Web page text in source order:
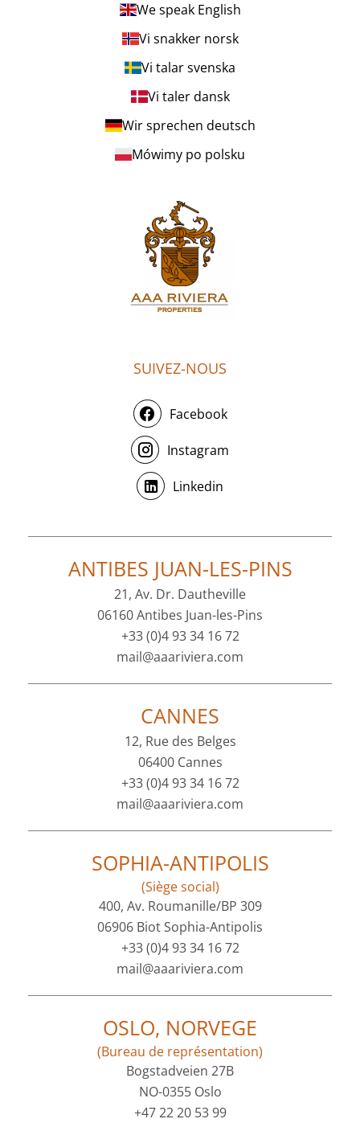
We speak English
Vi snakker norsk
Vi talar svenska
Vi taler dansk
Wir sprechen deutsch
Mówimy po polsku
SUIVEZ-NOUS
Facebook
Instagram
Linkedin
ANTIBES JUAN-LES-PINS
21, Av. Dr. Dautheville
06160 Antibes Juan-les-Pins
+33 (0)4 93 34 16 72
mail@aaariviera.com
CANNES
12, Rue des Belges
06400 Cannes
+33 (0)4 93 34 16 72
mail@aaariviera.com
SOPHIA-ANTIPOLIS
(Siège social)
400, Av. Roumanille/BP 309
06906 Biot Sophia-Antipolis
+33 (0)4 93 34 16 72
mail@aaariviera.com
OSLO, NORVEGE
(Bureau de représentation)
Bogstadveien 27B
NO-0355 Oslo
+47 22 20 53 99